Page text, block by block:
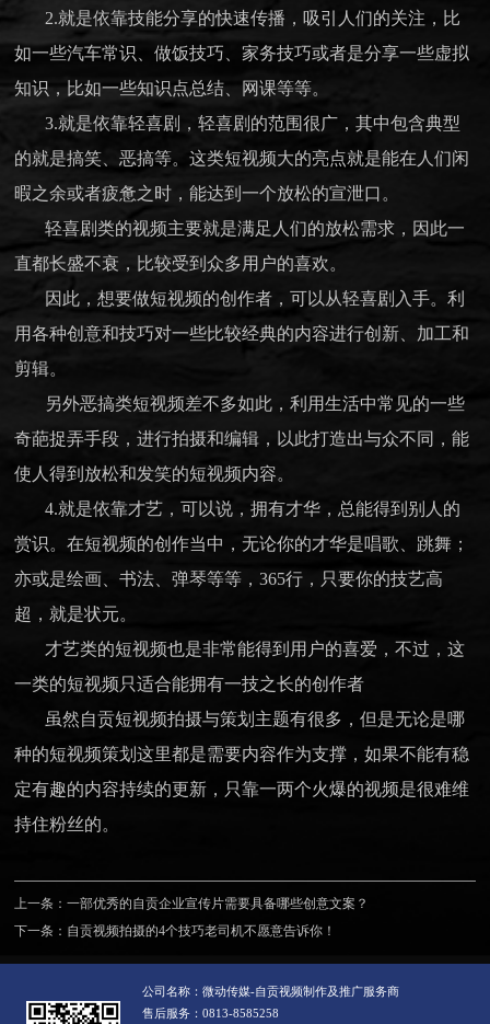
2.就是依靠技能分享的快速传播，吸引人们的关注，比
如一些汽车常识、做饭技巧、家务技巧或者是分享一些虚拟
知识，比如一些知识点总结、网课等等。
3.就是依靠轻喜剧，轻喜剧的范围很广，其中包含典型
的就是搞笑、恶搞等。这类短视频大的亮点就是能在人们闲
暇之余或者疲惫之时，能达到一个放松的宣泄口。
轻喜剧类的视频主要就是满足人们的放松需求，因此一
直都长盛不衰，比较受到众多用户的喜欢。
因此，想要做短视频的创作者，可以从轻喜剧入手。利
用各种创意和技巧对一些比较经典的内容进行创新、加工和
剪辑。
另外恶搞类短视频差不多如此，利用生活中常见的一些
奇葩捉弄手段，进行拍摄和编辑，以此打造出与众不同，能
使人得到放松和发笑的短视频内容。
4.就是依靠才艺，可以说，拥有才华，总能得到别人的
赏识。在短视频的创作当中，无论你的才华是唱歌、跳舞；
亦或是绘画、书法、弹琴等等，365行，只要你的技艺高
超，就是状元。
才艺类的短视频也是非常能得到用户的喜爱，不过，这
一类的短视频只适合能拥有一技之长的创作者
虽然自贡短视频拍摄与策划主题有很多，但是无论是哪
种的短视频策划这里都是需要内容作为支撑，如果不能有稳
定有趣的内容持续的更新，只靠一两个火爆的视频是很难维
持住粉丝的。
上一条：一部优秀的自贡企业宣传片需要具备哪些创意文案？
下一条： 自贡视频拍摄的4个技巧老司机不愿意告诉你！
公司名称：微动传媒-自贡视频制作及推广服务商
售后服务：0813-8585258